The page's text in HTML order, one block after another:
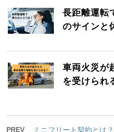
長距離運転
のサインと
車両火災が
を受けられ
PREV ミニフリート契約とは